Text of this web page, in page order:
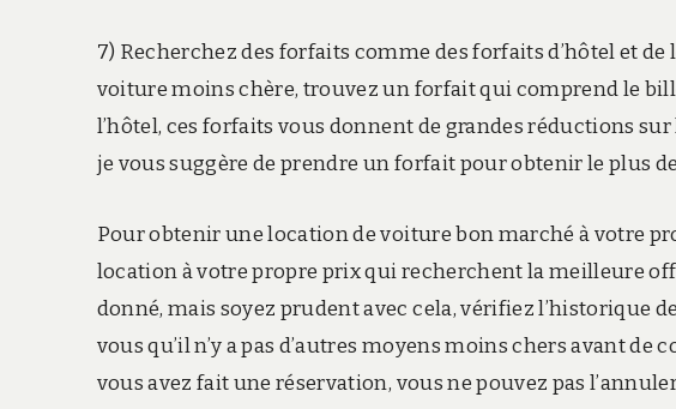
7) Recherchez des forfaits comme des forfaits d’hôtel et
voiture moins chère, trouvez un forfait qui comprend le
l’hôtel, ces forfaits vous donnent de grandes réductions
je vous suggère de prendre un forfait pour obtenir le plus
Pour obtenir une location de voiture bon marché à votre
location à votre propre prix qui recherchent la meilleure
donné, mais soyez prudent avec cela, vérifiez l’historique
vous qu’il n’y a pas d’autres moyens moins chers avant
vous avez fait une réservation, vous ne pouvez pas